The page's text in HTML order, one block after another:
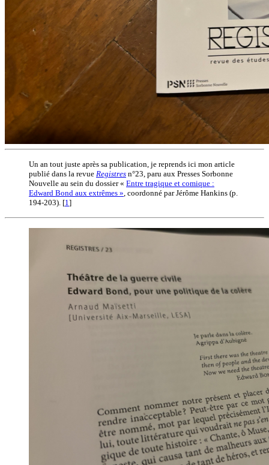
Un an tout juste après sa publication, je reprends ici mon article
publié dans la revue Registres n°23, paru aux Presses Sorbonne
Nouvelle au sein du dossier « Entre tragique et comique :
Edward Bond aux extrêmes » , coordonné par Jérôme Hankins (p.
194-203). [1 ]